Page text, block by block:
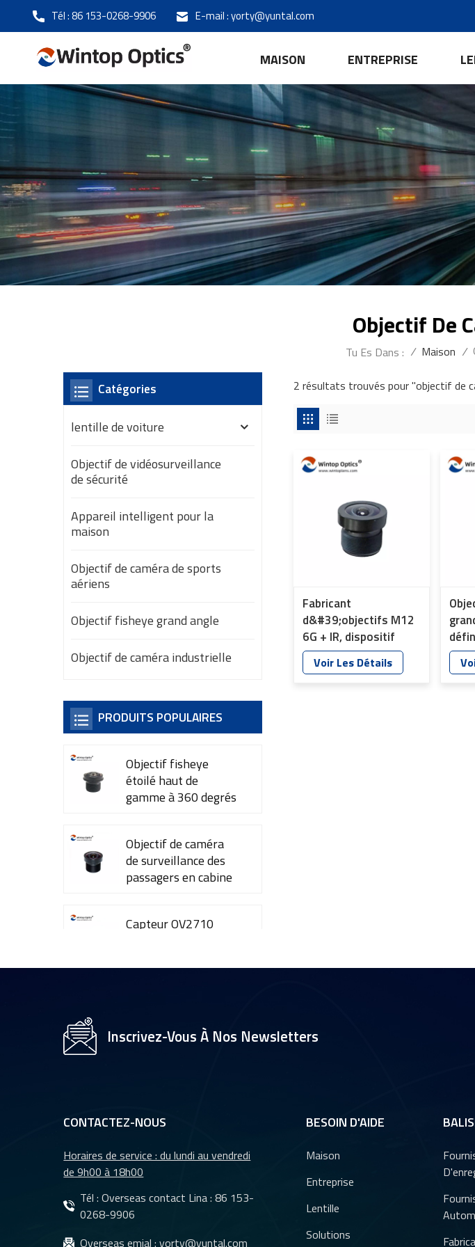
Tél :86 153-0268-9906 E-mail :yorty@yuntal.com
MAISON ENTREPRISE
Objectif De
Tu Es Dans : / Maison /
2 résultats trouvés pour "objectif de
Fabricant
d&#39;objectifs M12
6G + IR, dispositif
électronique
intelligent,
Voir Les Détails
Catégories
lentille de voiture
Objectif de vidéosurveillance
de sécurité
Appareil intelligent pour la
maison
Objectif de caméra de sports
aériens
Objectif fisheye grand angle
Objectif de caméra industrielle
PRODUITS POPULAIRES
Objectif fisheye
étoilé haut de
gamme à 360 degrés
Objectif de caméra
de surveillance des
passagers en cabine
Capteur OV2710
objectifs 35 mm YT-
résolution 4K
nocturne pour
Objectifs DMS et
CMS pour système
de caméra de
surveillance de
Objectifs
Inscrivez-Vous À Nos Newsletters
CONTACTEZ-NOUS
Horaires de service : du lundi au vendredi
de 9h00 à 18h00
Tél : Overseas contact Lina :86 153-
0268-9906
Overseas emial :yorty@yuntal.com
BESOIN D'AIDE
Maison
Entreprise
Lentille
Solutions